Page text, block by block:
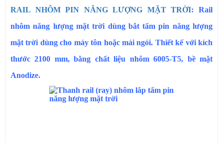
RAIL NHÔM PIN NĂNG LƯỢNG MẶT TRỜI: Rail
nhôm năng lượng mặt trời dùng bắt tấm pin năng lượng
mặt trời dùng cho máy tôn hoặc mái ngói. Thiết kế với kích
thước 2100 mm, bằng chất liệu nhôm 6005-T5, bề mặt
Anodize.